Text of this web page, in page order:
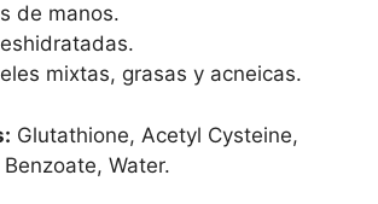
de manos.
mixtas, grasas y acneicas.
Glutathione, Acetyl Cysteine,
Water.